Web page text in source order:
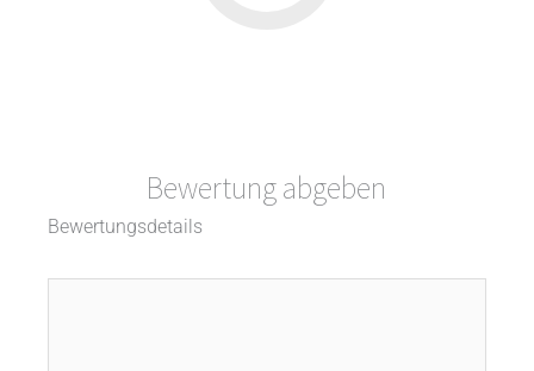
Bewertung abgeben
Bewertungsdetails